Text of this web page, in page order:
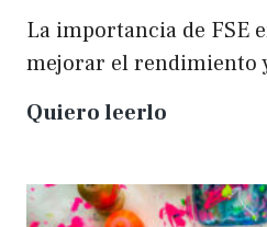
La importancia de FSE
mejorar el rendimiento
Quiero leerlo
de
FSE